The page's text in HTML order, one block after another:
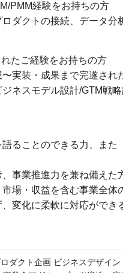
PMM経験をお持ちの方
ダクトの接続、データ分
たご経験をお持ちの方
〜実装・成果まで完遂され
ジネスモデル設計/GTM戦
語ることのできる力、ま
事業推進力を兼ね備えた
市場・収益を含む事業全
、変化に柔軟に対応ができ
ダクト企画 ビジネスデザイ